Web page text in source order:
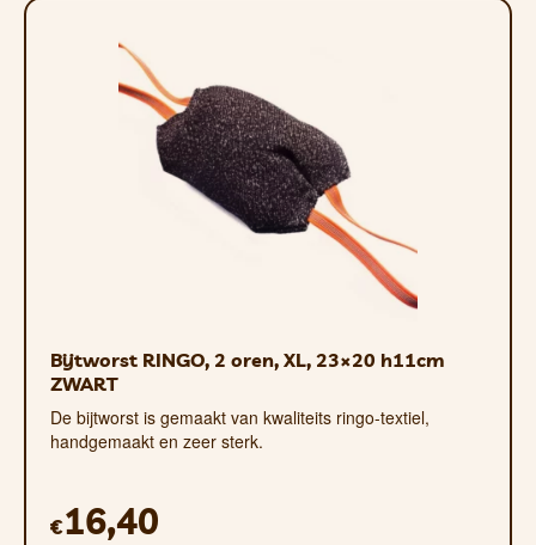
Bijtworst RINGO, 2 oren, XL, 23×20 h11cm
ZWART
De bijtworst is gemaakt van kwaliteits ringo-textiel,
handgemaakt en zeer sterk.
€16,40